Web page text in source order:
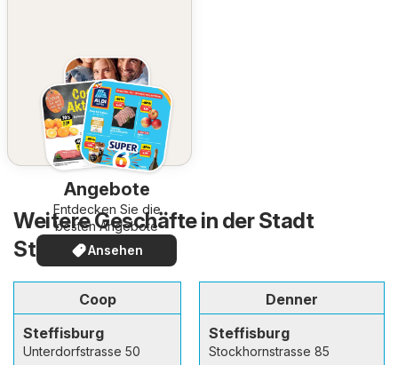
Angebote
Entdecken Sie die
besten Angebote
Ansehen
Weitere Geschäfte in der Stadt
Steffisburg
Coop
Steffisburg
Unterdorfstrasse 50
Denner
Steffisburg
Stockhornstrasse 85